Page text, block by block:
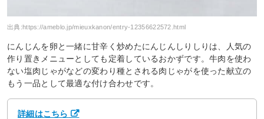
出典:https://ameblo.jp/mieuxkanon/entry-12356622572.html
にんじんを卵と一緒に甘辛く炒めたにんじんしりしりは、人気の
作り置きメニューとしても定着しているおかずです。牛肉を使わ
ない塩肉じゃがなどの変わり種とされる肉じゃがを使った献立の
もう一品として最適な付け合わせです。
詳細はこちら